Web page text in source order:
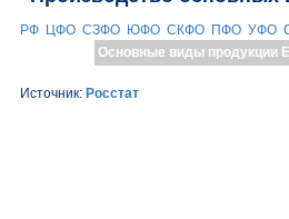
РФ ЦФО СЗФО ЮФО СКФО ПФО УФО
Основные виды продукции
Источник: Росстат